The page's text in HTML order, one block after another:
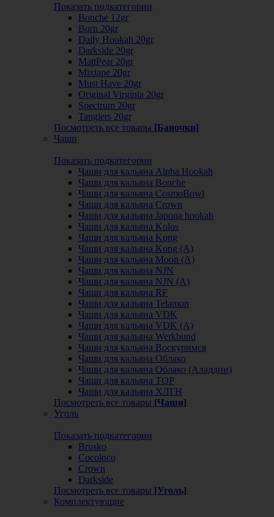
Показать подкатегории
Bonche 12gr
Burn 20gr
Daily Hookah 20gr
Darkside 20gr
MattPear 20gr
Mixtape 20gr
Must Have 20gr
Original Virginia 20gr
Spectrum 20gr
Tangiers 20gr
Посмотреть все товары [Баночки]
Чаши
Показать подкатегории
Чаши для кальяна Alpha Hookah
Чаши для кальяна Bonche
Чаши для кальяна CosmoBowl
Чаши для кальяна Crown
Чаши для кальяна Japona hookah
Чаши для кальяна Kolos
Чаши для кальяна Kong
Чаши для кальяна Kong (A)
Чаши для кальяна Moon (А)
Чаши для кальяна NJN
Чаши для кальяна NJN (А)
Чаши для кальяна RF
Чаши для кальяна Telamon
Чаши для кальяна VDK
Чаши для кальяна VDK (А)
Чаши для кальяна Werkbund
Чаши для кальяна Воскуримся
Чаши для кальяна Облако
Чаши для кальяна Облако (Аладдин)
Чаши для кальяна ТОР
Чаши для кальяна ХЛГН
Посмотреть все товары [Чаши]
Уголь
Показать подкатегории
Brusko
Cocoloco
Crown
Darkside
Посмотреть все товары [Уголь]
Комплектующие